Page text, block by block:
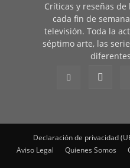
Críticas y reseñas
cada fin de
televisión. Toda la
séptimo arte, las
Declaración de privacidad
Aviso Legal
Quienes Somos